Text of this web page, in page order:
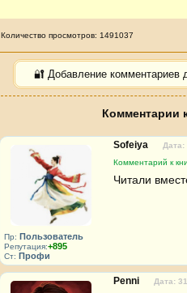
Количество просмотров: 1491037
🔐 Добавление комментариев
Комментарии
Пр: Пользователь
Репутация:+895
Ст: Профи
Sofeiya
Дата:
Комментарий к
Читали
Penni
Дата: